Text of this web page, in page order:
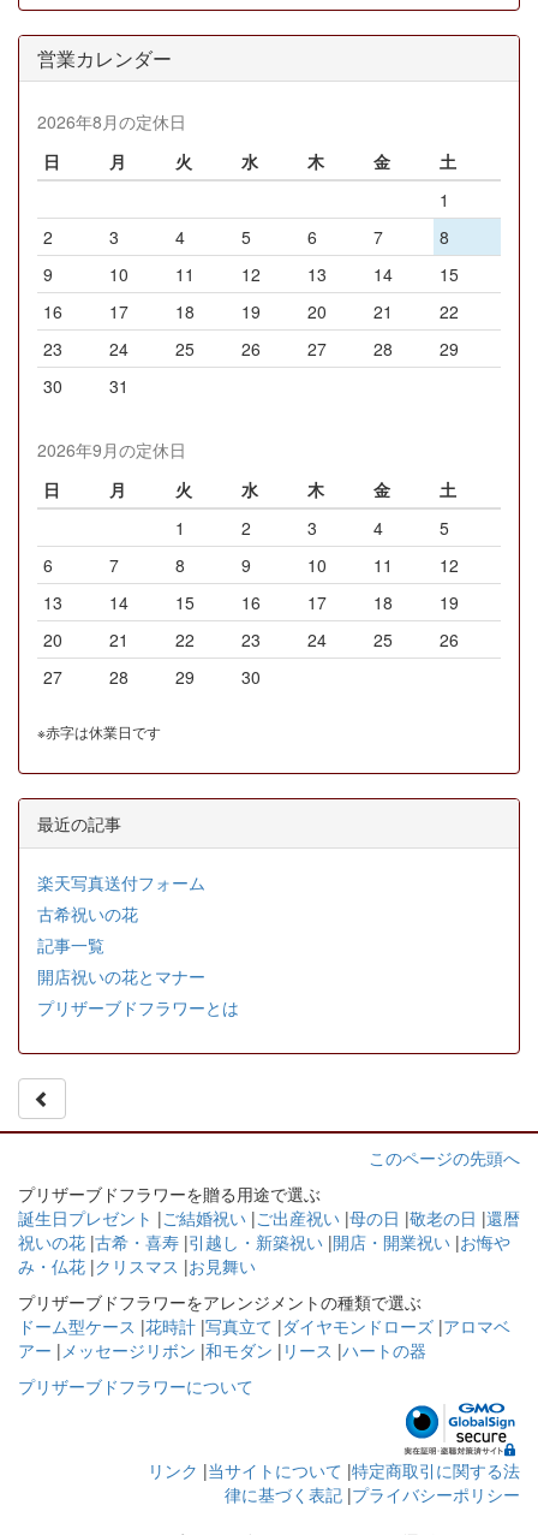
営業カレンダー
2026年8月の定休日
日
月 火 水 木 金
土
1
2
3 4 5 6 7
8
9
10 11 12 13 14
15
16
17 18 19 20 21
22
23
24 25 26 27 28
29
30
31
2026年9月の定休日
日
月 火 水 木 金
土
1
2 3 4
5
6
7 8 9 10 11
12
13
14 15 16 17 18
19
20
21 22 23 24 25
26
27
28 29 30
※赤字は休業日です
最近の記事
楽天写真送付フォーム
古希祝いの花
記事一覧
開店祝いの花とマナー
プリザーブドフラワーとは
このページの先頭へ
プリザーブドフラワーを贈る用途で選ぶ
誕生日プレゼント |ご結婚祝い |ご出産祝い |母の日 |敬老の日 |還暦
祝いの花 |古希・喜寿 |引越し・新築祝い |開店・開業祝い |お悔や
み・仏花 |クリスマス |お見舞い
プリザーブドフラワーをアレンジメントの種類で選ぶ
ドーム型ケース |花時計 |写真立て |ダイヤモンドローズ |アロマベ
アー |メッセージリボン |和モダン | リース |ハートの器
プリザーブドフラワーについて
リンク |当サイトについて |特定商取引に関する法
律に基づく表記 |プライバシーポリシー